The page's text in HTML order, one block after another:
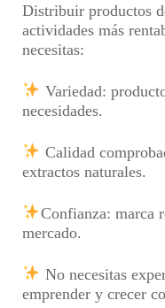
Distribuir productos
actividades más
necesitas:
Variedad:
necesidades.
Calidad
extractos naturales.
Confianza: marca
mercado.
No necesitas
emprender y crecer